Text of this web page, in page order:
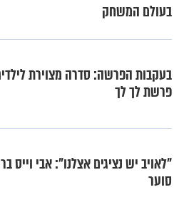
בעולם המשחק
בעקבות הפרשה: סדרה מצוירת
פרשת לך לך
"לאויב יש נציגים אצלנו": אבי וייס
סוער